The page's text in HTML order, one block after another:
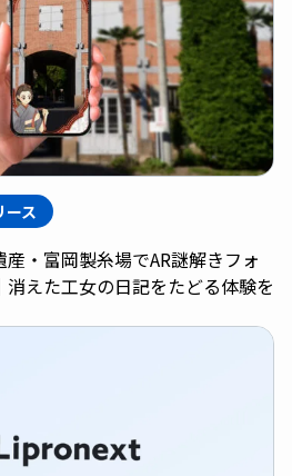
ース
・富岡製糸場でAR謎解きフォ
消えた工女の日記をたどる体験を